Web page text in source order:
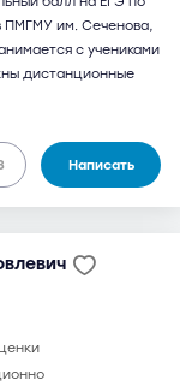
ПМГМУ им. Сеченова,
с учениками
дистанционные
Написать